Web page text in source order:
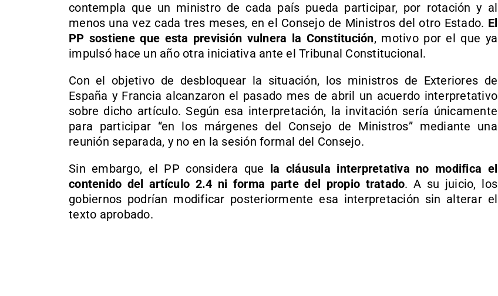
contempla que un ministro de cada país pueda participar, por rotación y al
menos una vez cada tres meses, en el Consejo de Ministros del otro Estado. El
PP sostiene que esta previsión vulnera la Constitución, motivo por el que ya
impulsó hace un año otra iniciativa ante el Tribunal Constitucional.
Con el objetivo de desbloquear la situación, los ministros de Exteriores de
España y Francia alcanzaron el pasado mes de abril un acuerdo interpretativo
sobre dicho artículo. Según esa interpretación, la invitación sería únicamente
para participar “en los márgenes del Consejo de Ministros” mediante una
reunión separada, y no en la sesión formal del Consejo.
Sin embargo, el PP considera que la cláusula interpretativa no modifica el
contenido del artículo 2.4 ni forma parte del propio tratado. A su juicio, los
gobiernos podrían modificar posteriormente esa interpretación sin alterar el
texto aprobado.